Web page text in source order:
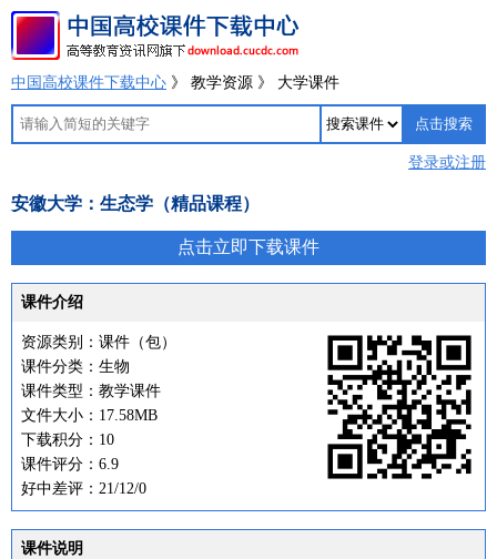
中国高校课件下载中心 》 教学资源 》 大学课件
登录或注册
安徽大学：生态学（精品课程）
点击立即下载课件
课件介绍
资源类别：课件（包）
课件分类：生物
课件类型：教学课件
文件大小：17.58MB
下载积分：10
课件评分：6.9
好中差评：21/12/0
课件说明